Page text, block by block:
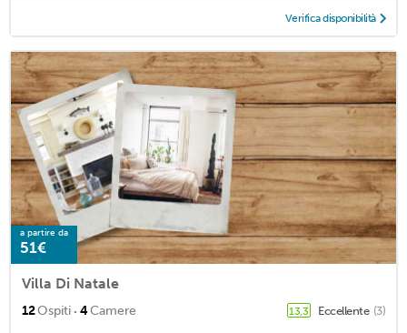
Verifica disponibilità
a partire da
51€
Villa Di Natale
12Ospiti · 4Camere 13,3 Eccellente (3)